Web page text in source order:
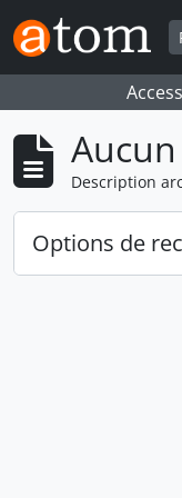
Skip to main content
Description
Options de